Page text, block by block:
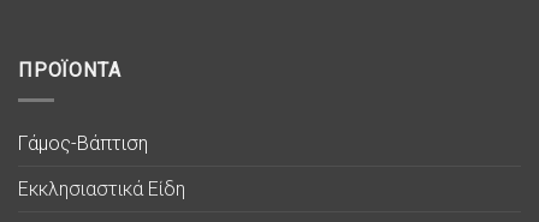
ΠΡΟΪΟΝΤΑ
Γάμος-Βάπτιση
Εκκλησιαστικά Είδη